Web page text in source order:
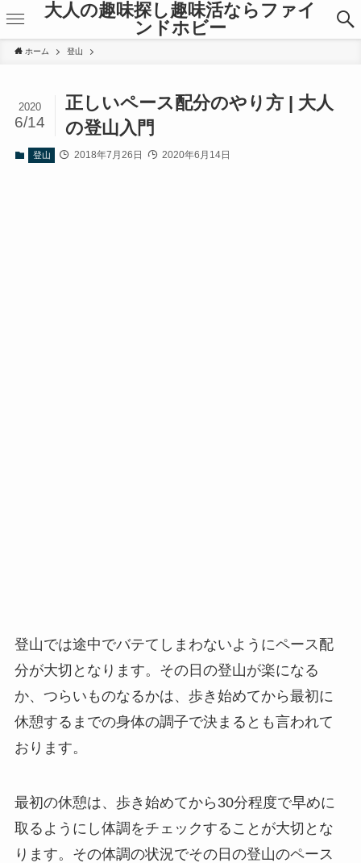
大人の趣味探し趣味活ならファイ
ンドホビー
ホーム 登山
正しいペース配分のやり方 | 大人
の登山入門
2020
6/14
登山 2018年7月26日 2020年6月14日
登山では途中でバテてしまわないようにペース配
分が大切となります。その日の登山が楽になる
か、つらいものなるかは、歩き始めてから最初に
休憩するまでの身体の調子で決まるとも言われて
おります。
最初の休憩は、歩き始めてから30分程度で早めに
取るようにし体調をチェックすることが大切とな
ります。その体調の状況でその日の登山のペース